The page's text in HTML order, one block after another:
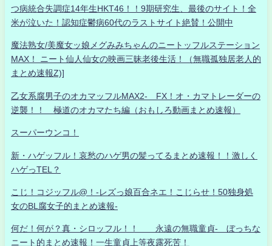
つ病統合失調症14年生HKT46！！9期研究生、最後のサイト！全
米が泣いた！認知症鬱病60代のラストサイト絶賛！公開中
魔法熟女/美魔女ッ娘メグみみちゃんのニートッフルステーション
MAX！ ニート仙人仙女の映画三昧老後生活！（無職孤独居老人的
まとめ速報Z)]
乙女系腐男子のオカマッフルMAX2- FX！オ・カマトレーダーの
逆襲！！ 極道のオカマたち編（おもしろ動画まとめ速報）
スーパーウンコ！
新・ハゲッフル！哀愁のハゲ男の髪ってるまとめ速報！！激しく
ハゲっTEL？
こじ！コジッフル@！-レズっ娘百合ネエ！こじらせ！50独身処
女のBL腐女子的まとめ速報-
何だ！何が？真・シロッフル！！ 永遠の無職童貞- ぼっちな
ニート的まとめ速報！一生童貞上等夜露死苦！